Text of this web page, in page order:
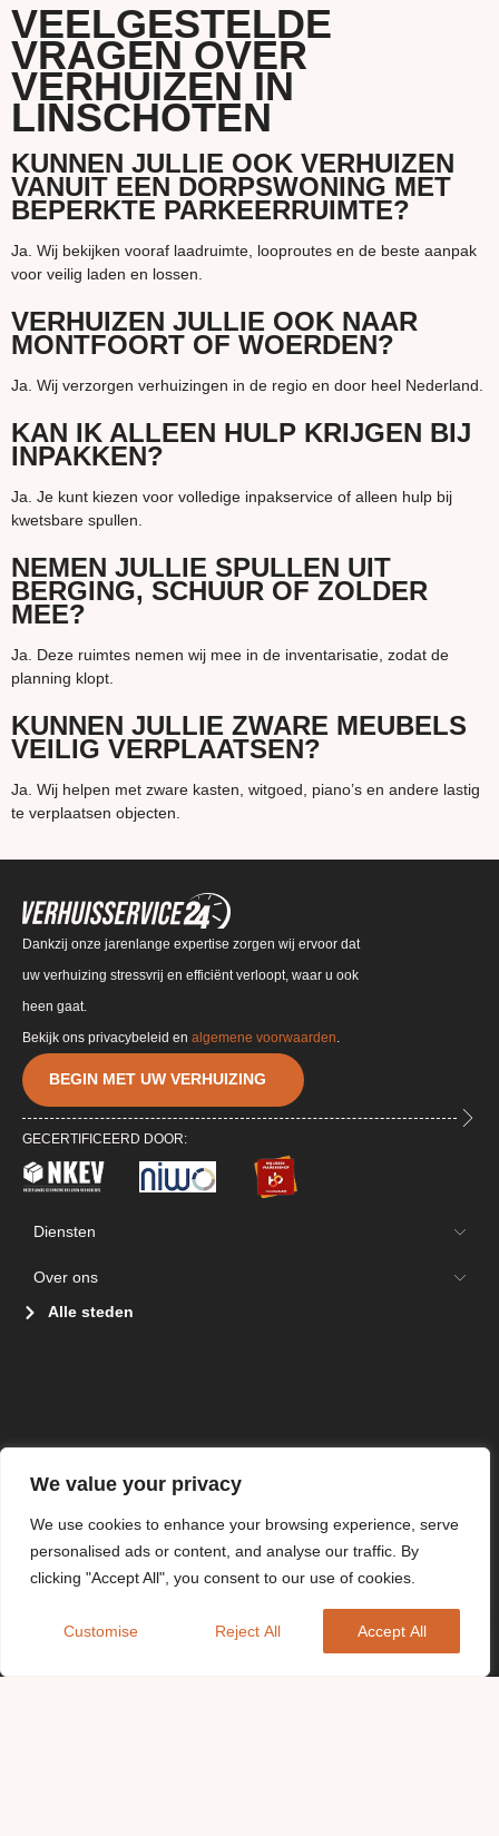
We value your privacy
We use cookies to enhance your browsing experience, serve
personalised ads or content, and analyse our traffic. By
clicking "Accept All", you consent to our use of cookies.
Customise Reject All Accept All
VEELGESTELDE
VRAGEN OVER
VERHUIZEN IN
LINSCHOTEN
KUNNEN JULLIE OOK VERHUIZEN
VANUIT EEN DORPSWONING MET
BEPERKTE PARKEERRUIMTE?
Ja. Wij bekijken vooraf laadruimte, looproutes en de beste aanpak
voor veilig laden en lossen.
VERHUIZEN JULLIE OOK NAAR
MONTFOORT OF WOERDEN?
Ja. Wij verzorgen verhuizingen in de regio en door heel Nederland.
KAN IK ALLEEN HULP KRIJGEN BIJ
INPAKKEN?
Ja. Je kunt kiezen voor volledige inpakservice of alleen hulp bij
kwetsbare spullen.
NEMEN JULLIE SPULLEN UIT
BERGING, SCHUUR OF ZOLDER
MEE?
Ja. Deze ruimtes nemen wij mee in de inventarisatie, zodat de
planning klopt.
KUNNEN JULLIE ZWARE MEUBELS
VEILIG VERPLAATSEN?
Ja. Wij helpen met zware kasten, witgoed, piano’s en andere lastig
te verplaatsen objecten.
Dankzij onze jarenlange expertise zorgen wij ervoor dat
uw verhuizing stressvrij en efficiënt verloopt, waar u ook
heen gaat.
BEGIN MET UW VERHUIZING
GECERTIFICEERD DOOR:
Diensten
Over ons
Alle steden
Bekijk ons privacybeleid en algemene voorwaarden.